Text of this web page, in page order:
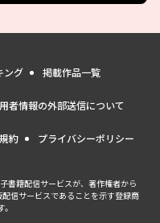
ング 掲載作品一覧
者情報の外部送信について
約 プライバシーポリシー
書籍配信サービスが、著作権者から
信サービスであることを示す登録商